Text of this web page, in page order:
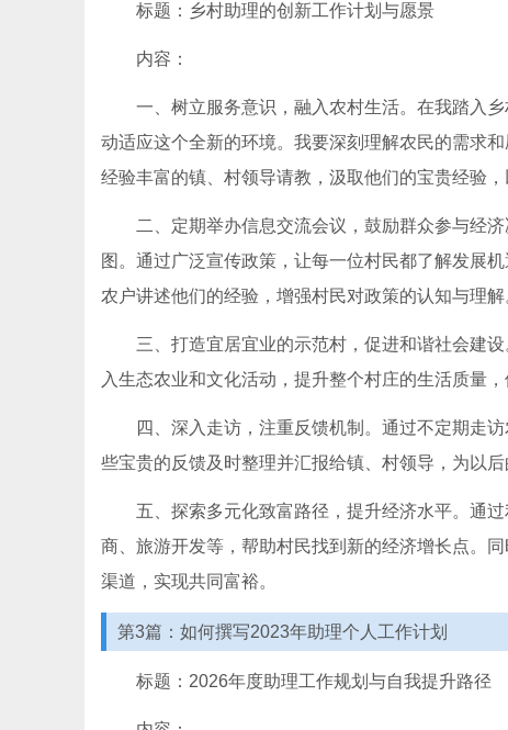
标题：乡村助理的创新工作计划与愿景
内容：
一、树立服务意识，融入农村生活。在我踏入
动适应这个全新的环境。我要深刻理解农民的需求
经验丰富的镇、村领导请教，汲取他们的宝贵经验
二、定期举办信息交流会议，鼓励群众参与经
图。通过广泛宣传政策，让每一位村民都了解发展
农户讲述他们的经验，增强村民对政策的认知与理
三、打造宜居宜业的示范村，促进和谐社会建
入生态农业和文化活动，提升整个村庄的生活质量
四、深入走访，注重反馈机制。通过不定期走
些宝贵的反馈及时整理并汇报给镇、村领导，为以
五、探索多元化致富路径，提升经济水平。通
商、旅游开发等，帮助村民找到新的经济增长点。
渠道，实现共同富裕。
第3篇：如何撰写2023年助理个人工作计划
标题：2026年度助理工作规划与自我提升路径